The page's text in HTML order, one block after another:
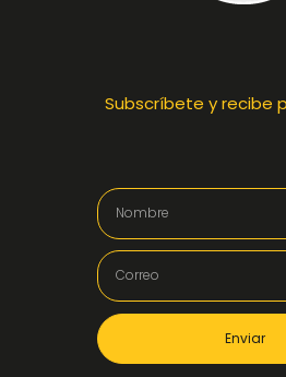
Subscríbete y recibe
Enviar